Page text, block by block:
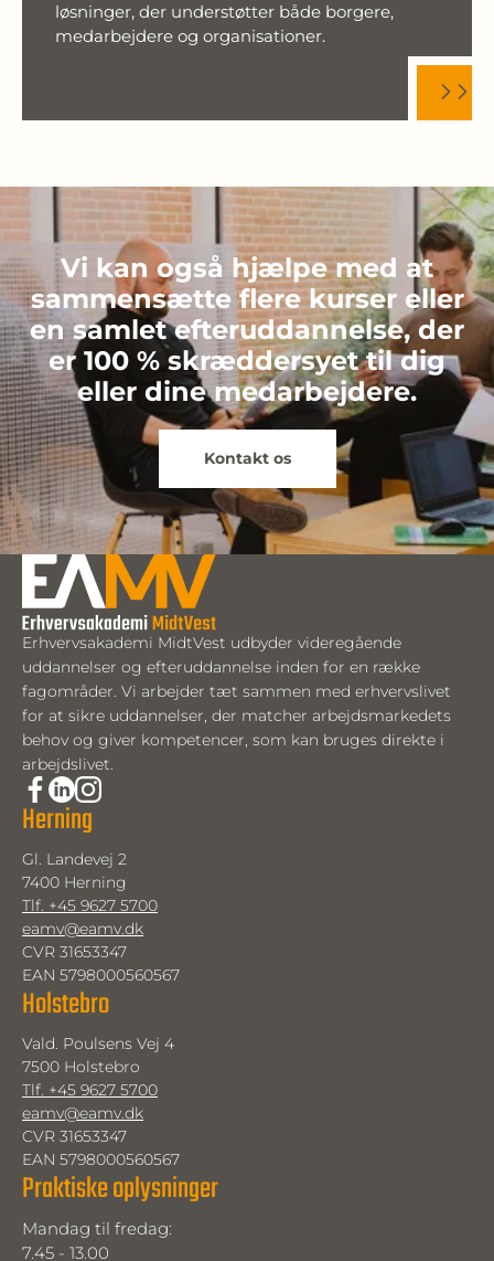
løsninger, der understøtter både borgere,
medarbejdere og organisationer.
Vi kan også hjælpe med at
sammensætte flere kurser eller
en samlet efteruddannelse, der
er 100 % skræddersyet til dig
eller dine medarbejdere.
Kontakt os
Erhvervsakademi MidtVest udbyder videregående
uddannelser og efteruddannelse inden for en række
fagområder. Vi arbejder tæt sammen med erhvervslivet
for at sikre uddannelser, der matcher arbejdsmarkedets
behov og giver kompetencer, som kan bruges direkte i
arbejdslivet.
Herning
Gl. Landevej 2
7400 Herning
Tlf. +45 9627 5700
eamv@eamv.dk
CVR 31653347
EAN 5798000560567
Holstebro
Vald. Poulsens Vej 4
7500 Holstebro
Tlf. +45 9627 5700
eamv@eamv.dk
CVR 31653347
EAN 5798000560567
Praktiske oplysninger
Mandag til fredag:
7.45 - 13.00